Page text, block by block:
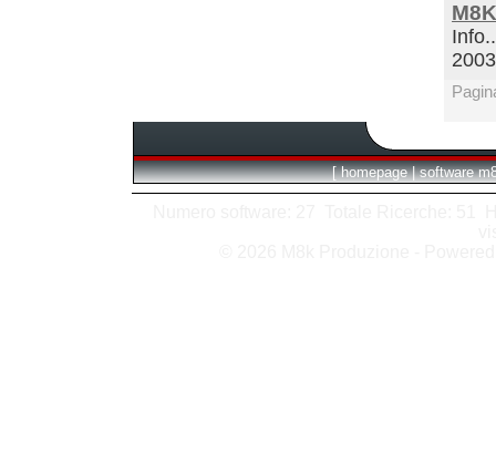
2003
[ homepage | software